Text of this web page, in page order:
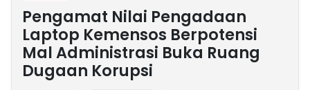
Nasional
International
Olahraga
Entertainment
Daerah
Pariwisata
Kuliner
Kolom
Network
Pengamat Nilai Pengadaan
Laptop Kemensos Berpotensi
Mal Administrasi Buka Ruang
Dugaan Korupsi